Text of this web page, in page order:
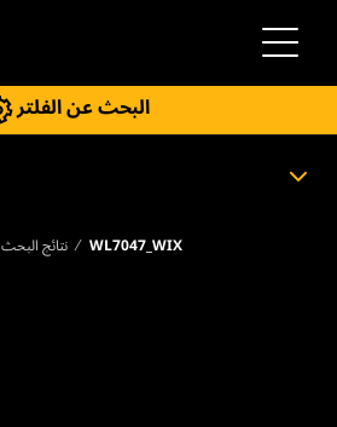
التنقل
البحث عن الفلتر
نتائج البحث WL7047_WIX